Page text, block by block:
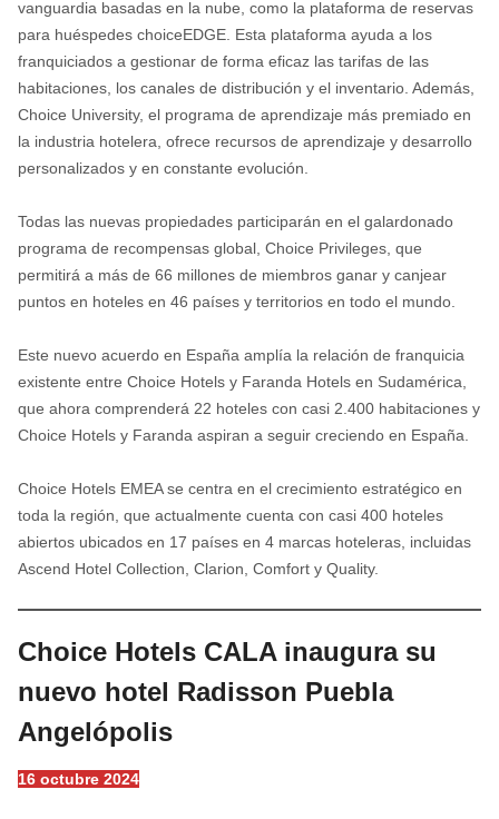
vanguardia basadas en la nube, como la plataforma de reservas
para huéspedes choiceEDGE. Esta plataforma ayuda a los
franquiciados a gestionar de forma eficaz las tarifas de las
habitaciones, los canales de distribución y el inventario. Además,
Choice University, el programa de aprendizaje más premiado en
la industria hotelera, ofrece recursos de aprendizaje y desarrollo
personalizados y en constante evolución.
Todas las nuevas propiedades participarán en el galardonado
programa de recompensas global, Choice Privileges, que
permitirá a más de 66 millones de miembros ganar y canjear
puntos en hoteles en 46 países y territorios en todo el mundo.
Este nuevo acuerdo en España amplía la relación de franquicia
existente entre Choice Hotels y Faranda Hotels en Sudamérica,
que ahora comprenderá 22 hoteles con casi 2.400 habitaciones y
Choice Hotels y Faranda aspiran a seguir creciendo en España.
Choice Hotels EMEA se centra en el crecimiento estratégico en
toda la región, que actualmente cuenta con casi 400 hoteles
abiertos ubicados en 17 países en 4 marcas hoteleras, incluidas
Ascend Hotel Collection, Clarion, Comfort y Quality.
Choice Hotels CALA inaugura su
nuevo hotel Radisson Puebla
Angelópolis
16 octubre 2024